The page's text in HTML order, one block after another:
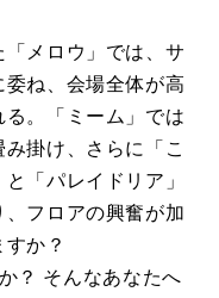
「メロウ」では、サ
ね、会場全体が高
。「ミーム」では
掛け、さらに「こ
「パレイドリア」
フロアの興奮が加
か？
？ そんなあなたへ